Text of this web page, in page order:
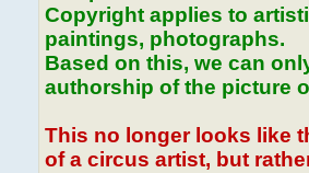
Copyright applies to
paintings, photographs.
Based on this, we can
authorship of the picture
This no longer looks like
of a circus artist, but